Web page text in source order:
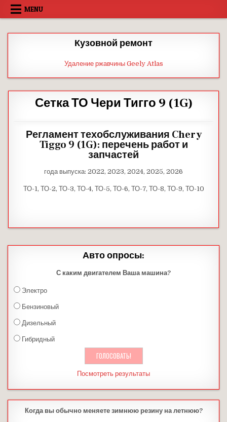
Skip
MENU
Кузовной ремонт
Удаление ржавчины Geely Atlas
Сетка ТО Чери Тигго 9 (1G)
Регламент техобслуживания Chery
Tiggo 9 (1G): перечень работ и
запчастей
года выпуска: 2022, 2023, 2024, 2025, 2026
ТО-1, ТО-2, ТО-3, ТО-4, ТО-5, ТО-6, ТО-7, ТО-8, ТО-9, ТО-10
Авто опросы:
С каким двигателем Ваша машина?
Электро
Бензиновый
Дизельный
Гибридный
Посмотреть результаты
Когда вы обычно меняете зимнюю резину на летнюю?